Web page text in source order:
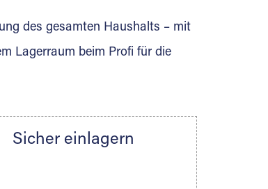
des gesamten Haushalts – mit
Lagerraum beim Profi für die
Sicher einlagern